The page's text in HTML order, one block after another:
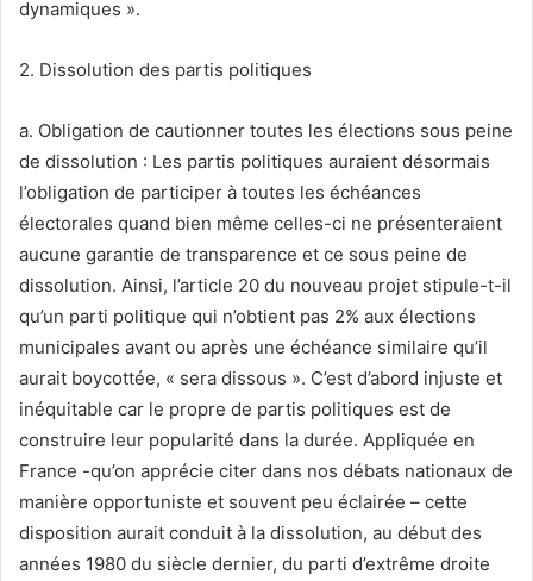
dynamiques ».
2. Dissolution des partis politiques
a. Obligation de cautionner toutes les élections sous peine
de dissolution : Les partis politiques auraient désormais
l’obligation de participer à toutes les échéances
électorales quand bien même celles-ci ne présenteraient
aucune garantie de transparence et ce sous peine de
dissolution. Ainsi, l’article 20 du nouveau projet stipule-t-il
qu’un parti politique qui n’obtient pas 2% aux élections
municipales avant ou après une échéance similaire qu’il
aurait boycottée, « sera dissous ». C’est d’abord injuste et
inéquitable car le propre de partis politiques est de
construire leur popularité dans la durée. Appliquée en
France -qu’on apprécie citer dans nos débats nationaux de
manière opportuniste et souvent peu éclairée – cette
disposition aurait conduit à la dissolution, au début des
années 1980 du siècle dernier, du parti d’extrême droite